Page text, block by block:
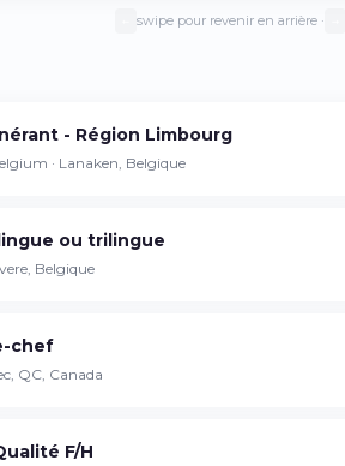
swipe pour revenir en arrière ·
- Région Limbourg
· Lanaken, Belgique
ou trilingue
Belgique
chef
QC, Canada
F/H
l'app sur Google Play
connecter sur le web